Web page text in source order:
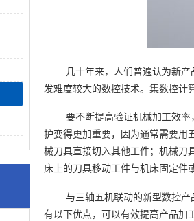
几十年来，人们普遍认为新
发难度较大的数控技术。集数控计
要不断提高验证机械加工效
护变得更加重要，因为通常需要用
械刀具直接切入其他工件；机械刀
床上的刀具移动工件与机床固定件
与三轴五机联动的新型数控
有以下优点，可以有效提高产品加